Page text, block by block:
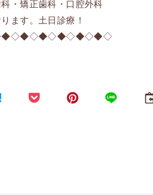
・矯正歯科・口腔外科
ます。土日診療！